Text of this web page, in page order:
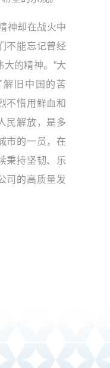
神却在战火中
不能忘记曾经
的精神。”大
旧中国的苦
不惜用鲜血和
民解放，是多
市的一员，在
秉持坚韧、乐
司的高质量发